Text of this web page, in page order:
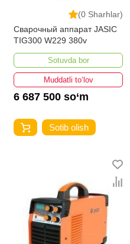
(0 Sharhlar)
Сварочный аппарат JASIC
TIG300 W229 380v
Sotuvda bor
Muddatli to‘lov
6 687 500 so‘m
Sotib olish